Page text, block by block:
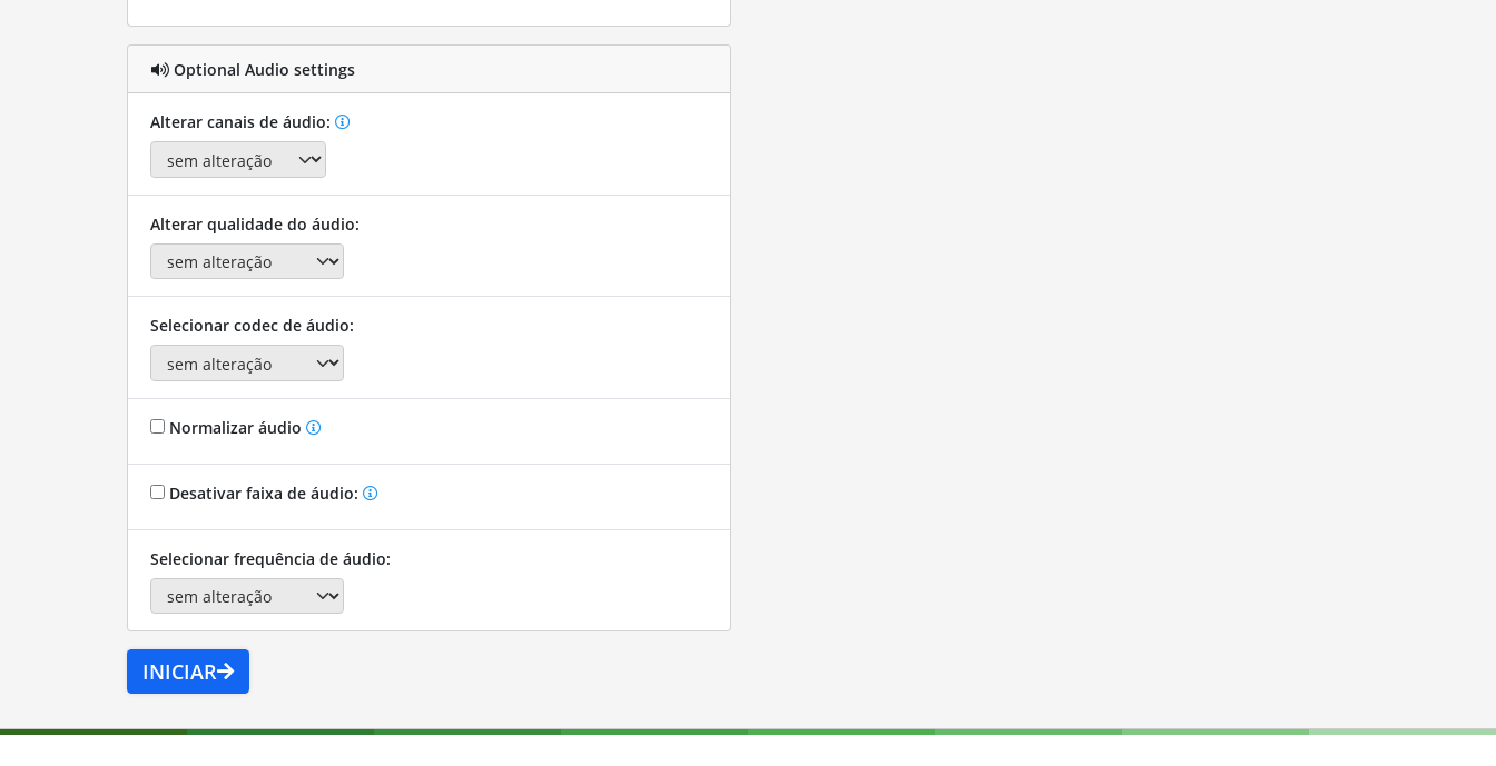
Optional Audio settings
Alterar canais de áudio:
Alterar qualidade do áudio:
Selecionar codec de áudio:
Normalizar áudio
Desativar faixa de áudio:
Selecionar frequência de áudio:
INICIAR